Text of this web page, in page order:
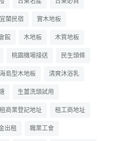
宜蘭民宿 實木地板
館 木地板 木質地板
桃園機場接送 民生頭條
海島型木地板 清爽沐浴乳
生薑洗頭試用
租商業登記地址 租工商地址
出租 職業工會